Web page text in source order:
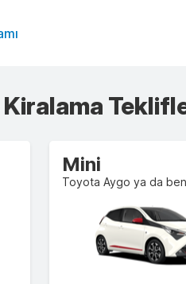
Mini
Toyota Aygo ya da